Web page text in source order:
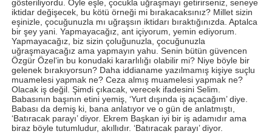
gösteriliyordu. Öyle eşle, çocukla uğraşmayı getirirseniz, seneye
iktidar değişecek, bu kötü örneği mi bırakacaksınız? Millet sizin
eşinizle, çocuğunuzla mı uğraşsın iktidarı bıraktığınızda. Aptalca
bir şey yani. Yapmayacağız, ant içiyorum, yemin ediyorum.
Yapmayacağız, biz sizin çoluğunuzla, çocuğunuzla
uğraşmayacağız ama yapmayın yahu. Senin bütün güvencen
Özgür Özel‘in bu konudaki kararlılığı olabilir mi? Niye böyle bir
gelenek bırakıyorsun? Daha iddianame yazılmamış kişiye suçlu
muamelesi yapmak ne? Ceza almış muamelesi yapmak ne?
Olacak iş değil. Şimdi çıkacak, verecek ifadesini Selim.
Babasının başının etini yemiş, ‘Yurt dışında iş açacağım’ diye.
Babası da demiş ki, bana anlatıyor ve o gün de anlatmıştı,
‘Batıracak parayı’ diyor. Ekrem Başkan iyi bir iş adamıdır ama
biraz böyle tutumludur, akıllıdır. ‘Batıracak parayı’ diyor.